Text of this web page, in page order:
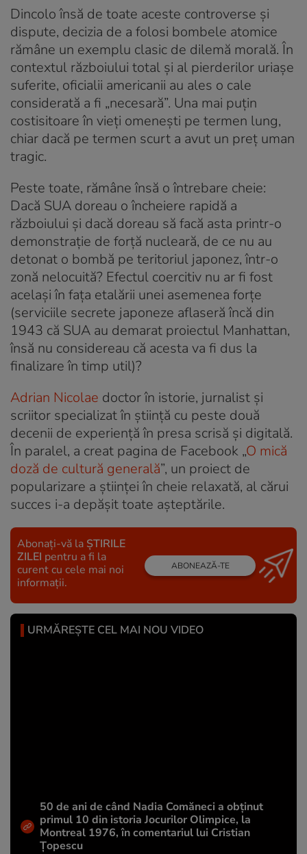
Dincolo însă de toate aceste controverse și
dispute, decizia de a folosi bombele atomice
rămâne un exemplu clasic de dilemă morală. În
contextul războiului total și al pierderilor uriașe
suferite, oficialii americanii au ales o cale
considerată a fi „necesară”. Una mai puțin
costisitoare în vieți omenești pe termen lung,
chiar dacă pe termen scurt a avut un preț uman
tragic.
Peste toate, rămâne însă o întrebare cheie:
Dacă SUA doreau o încheiere rapidă a
războiului și dacă doreau să facă asta printr-o
demonstrație de forță nucleară, de ce nu au
detonat o bombă pe teritoriul japonez, într-o
zonă nelocuită? Efectul coercitiv nu ar fi fost
același în fața etalării unei asemenea forțe
(serviciile secrete japoneze aflaseră încă din
1943 că SUA au demarat proiectul Manhattan,
însă nu considereau că acesta va fi dus la
finalizare în timp util)?
Adrian Nicolae doctor în istorie, jurnalist și
scriitor specializat în știință cu peste două
decenii de experiență în presa scrisă și digitală.
În paralel, a creat pagina de Facebook „O mică
doză de cultură generală”, un proiect de
popularizare a științei în cheie relaxată, al cărui
succes i-a depășit toate așteptările.
Abonați-vă la ȘTIRILE
ZILEI pentru a fi la
curent cu cele mai noi
informații.
ABONEAZĂ-TE
URMĂREȘTE CEL MAI NOU VIDEO
50 de ani de când Nadia Comăneci a obţinut
primul 10 din istoria Jocurilor Olimpice, la
Montreal 1976, în comentariul lui Cristian
Țopescu